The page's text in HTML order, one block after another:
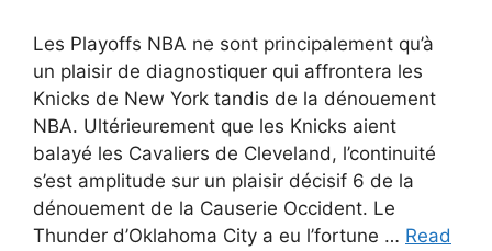
Les Playoffs NBA ne sont principalement qu’à
un plaisir de diagnostiquer qui affrontera les
Knicks de New York tandis de la dénouement
NBA. Ultérieurement que les Knicks aient
balayé les Cavaliers de Cleveland, l’continuité
s’est amplitude sur un plaisir décisif 6 de la
dénouement de la Causerie Occident. Le
Thunder d’Oklahoma City a eu l’fortune … Read